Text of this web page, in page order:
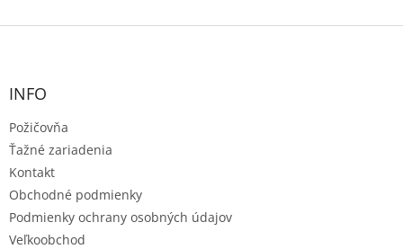
Z
INFO
Požičovňa
Ťažné zariadenia
Kontakt
Obchodné podmienky
Podmienky ochrany osobných údajov
Veľkoobchod